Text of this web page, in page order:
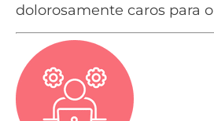
dolorosamente caros para